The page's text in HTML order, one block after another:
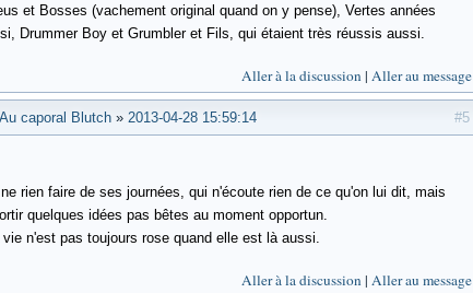
et Bosses (vachement original quand on y pense), Vertes années
Drummer Boy et Grumbler et Fils, qui étaient très réussis aussi.
Aller à la discussion Aller au message
#5
Au caporal Blutch » 2013-04-28 15:59:14
rien faire de ses journées, qui n'écoute rien de ce qu'on lui dit, mais
quelques idées pas bêtes au moment opportun.
n'est pas toujours rose quand elle est là aussi.
Aller à la discussion Aller au message